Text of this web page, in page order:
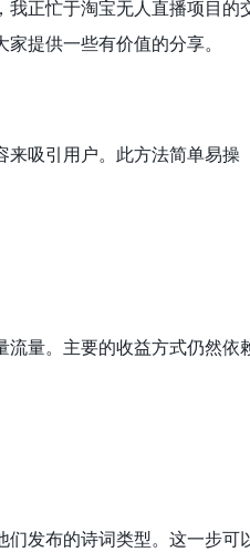
正忙于淘宝无人直播项目的
提供一些有价值的分享。
来吸引用户。此方法简单易操
流量。主要的收益方式仍然依
发布的诗词类型。这一步可